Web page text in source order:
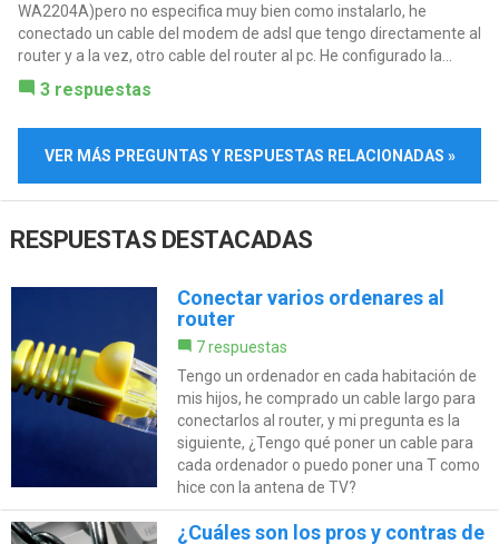
WA2204A)pero no especifica muy bien como instalarlo, he
conectado un cable del modem de adsl que tengo directamente al
router y a la vez, otro cable del router al pc. He configurado la...
3 respuestas
VER MÁS PREGUNTAS Y RESPUESTAS RELACIONADAS »
RESPUESTAS DESTACADAS
Conectar varios ordenares al
router
7 respuestas
Tengo un ordenador en cada habitación de
mis hijos, he comprado un cable largo para
conectarlos al router, y mi pregunta es la
siguiente, ¿Tengo qué poner un cable para
cada ordenador o puedo poner una T como
hice con la antena de TV?
¿Cuáles son los pros y contras de